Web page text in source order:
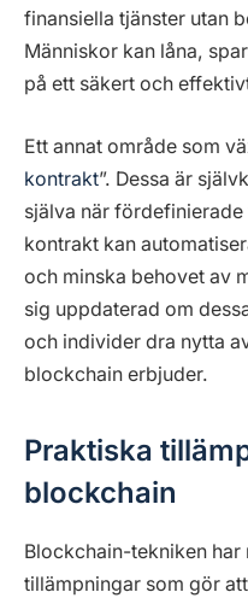
finansiella tjänster utan
Människor kan låna,
på ett säkert och
Ett annat område som
kontrakt”. Dessa är
själva när
kontrakt kan
och minska behovet av
sig uppdaterad om
och individer dra nytta
blockchain erbjuder.
Praktiska
blockchain
Blockchain-tekniken har
tillämpningar som gör